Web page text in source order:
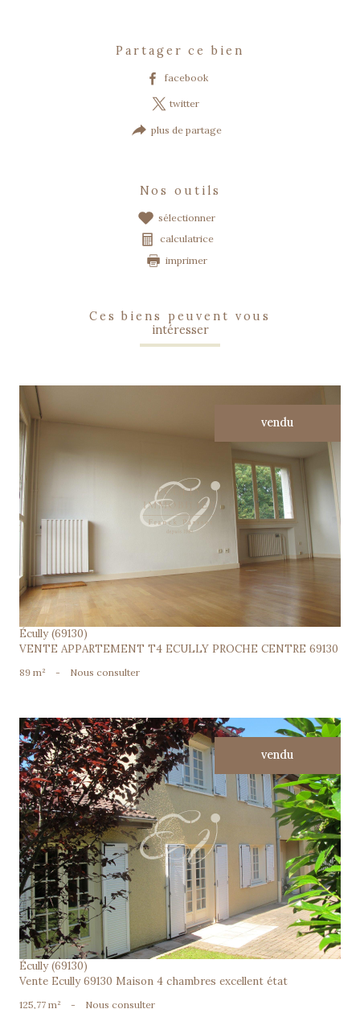
partager ce bien
facebook
twitter
plus de partage
nos outils
sélectionner
calculatrice
imprimer
ces biens peuvent vous
intéresser
vendu
voir le bien
Écully (69130)
VENTE APPARTEMENT T4 ECULLY PROCHE CENTRE 69130
89 m² - Nous consulter
vendu
voir le bien
Écully (69130)
Vente Ecully 69130 Maison 4 chambres excellent état
125,77 m² - Nous consulter